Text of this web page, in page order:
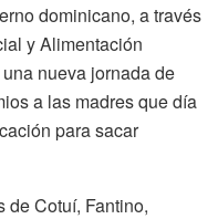
dominicano, a través
y Alimentación
nueva jornada de
a las madres que día
para sacar
de Cotuí, Fantino,